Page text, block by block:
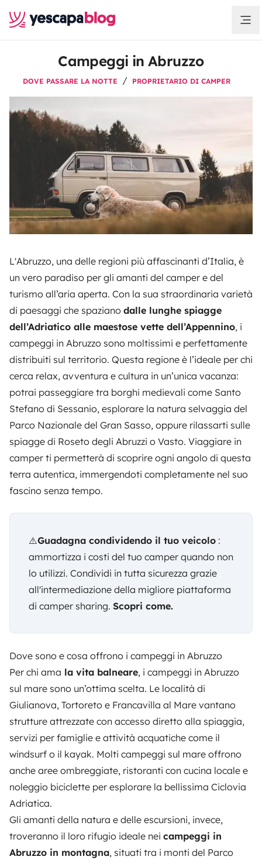
Campeggi in Abruzzo
DOVE PASSARE LA NOTTE PROPRIETARIO DI CAMPER
L'Abruzzo, una delle regioni più affascinanti d’Italia, è
un vero paradiso per gli amanti del camper e del
turismo all’aria aperta. Con la sua straordinaria varietà
di paesaggi che spaziano dalle lunghe spiagge
dell’Adriatico alle maestose vette dell’Appennino, i
campeggi in Abruzzo sono moltissimi e perfettamente
distribuiti sul territorio. Questa regione è l’ideale per chi
cerca relax, avventura e cultura in un’unica vacanza:
potrai passeggiare tra borghi medievali come Santo
Stefano di Sessanio, esplorare la natura selvaggia del
Parco Nazionale del Gran Sasso, oppure rilassarti sulle
spiagge di Roseto degli Abruzzi o Vasto. Viaggiare in
camper ti permetterà di scoprire ogni angolo di questa
terra autentica, immergendoti completamente nel suo
fascino senza tempo.
⚠️Guadagna condividendo il tuo veicolo :
ammortizza i costi del tuo camper quando non
lo utilizzi. Condividi in tutta sicurezza grazie
all'intermediazione della migliore piattaforma
di camper sharing. Scopri come.
Dove sono e cosa offrono i campeggi in Abruzzo
Per chi ama la vita balneare, i campeggi in Abruzzo
sul mare sono un’ottima scelta. Le località di
Giulianova, Tortoreto e Francavilla al Mare vantano
strutture attrezzate con accesso diretto alla spiaggia,
servizi per famiglie e attività acquatiche come il
windsurf o il kayak. Molti campeggi sul mare offrono
anche aree ombreggiate, ristoranti con cucina locale e
noleggio biciclette per esplorare la bellissima Ciclovia
Adriatica.
Gli amanti della natura e delle escursioni, invece,
troveranno il loro rifugio ideale nei campeggi in
Abruzzo in montagna, situati tra i monti del Parco